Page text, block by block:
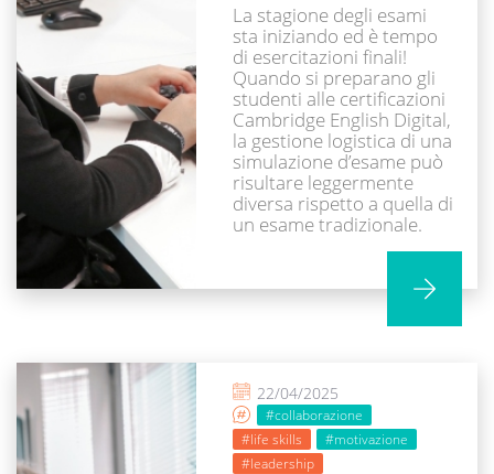
La stagione degli esami
sta iniziando ed è tempo
di esercitazioni finali!
Quando si preparano gli
studenti alle certificazioni
Cambridge English Digital,
la gestione logistica di una
simulazione d’esame può
risultare leggermente
diversa rispetto a quella di
un esame tradizionale.
22/04/2025
#collaborazione
#life skills
#motivazione
#leadership